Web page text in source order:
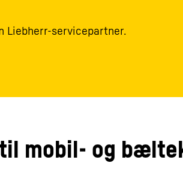
Liebherr-servicepartner.
mobil- og